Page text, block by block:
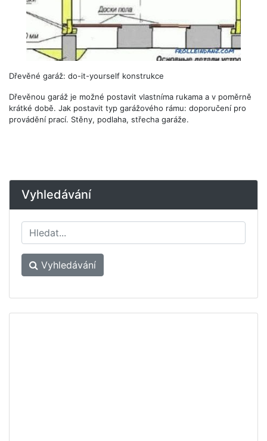
Dřevěné garáž: do-it-yourself konstrukce
Dřevěnou garáž je možné postavit vlastníma rukama a v poměrně
krátké době. Jak postavit typ garážového rámu: doporučení pro
provádění prací. Stěny, podlaha, střecha garáže.
Vyhledávání
Vyhledávání